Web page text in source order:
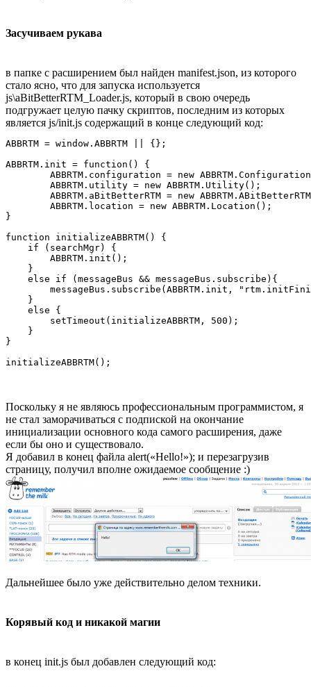
Засучиваем рукава
в папке с расширением был найден manifest.json, из которого
стало ясно, что для запуска используется
js\aBitBetterRTM_Loader.js, который в свою очередь
подгружает целую пачку скриптов, последним из которых
является js/init.js содержащий в конце следующий код:
ABBRTM = window.ABBRTM || {};
ABBRTM.init = function() {
ABBRTM.configuration = new
        ABBRTM.utility = new ABBRTM.Utility();
ABBRTM.aBitBetterRTM = new
        ABBRTM.location = new ABBRTM.Location();
}
function initializeABBRTM() {
    if (searchMgr) {
        ABBRTM.init();
    }
    else if (messageBus && messageBus.subscribe){
messageBus.subscribe(ABBRTM.init,
    }
    else {
        setTimeout(initializeABBRTM, 500);
    }
}
Поскольку я не являюсь профессиональным программистом, я
не стал заморачиваться с подпиской на окончание
инициализации основного кода самого расширения, даже
если бы оно и существовало.
Я добавил в конец файла alert(«Hello!»); и перезагрузив
страницу, получил вполне ожидаемое сообщение :)
Дальнейшее было уже действительно делом техники.
Корявый код и никакой магии
в конец init.js был добавлен следующий код: